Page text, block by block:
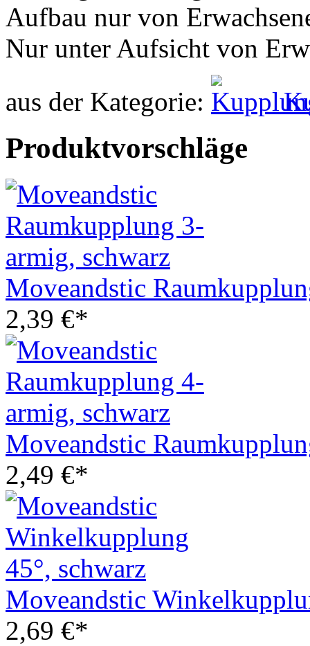
Aufbau nur von
Nur unter Aufsicht von
aus der Kategorie:
Produktvorschläge
Moveandstic
2,39 €*
Moveandstic
2,49 €*
Moveandstic
2,69 €*